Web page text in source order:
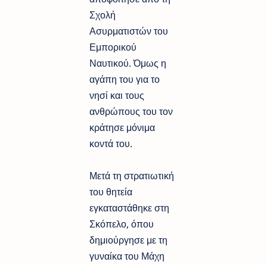
Σχολή
Ασυρματιστών του
Εμπορικού
Ναυτικού. Όμως η
αγάπη του για το
νησί και τους
ανθρώπους του τον
κράτησε μόνιμα
κοντά του.
Μετά τη στρατιωτική
του θητεία
εγκαταστάθηκε στη
Σκόπελο, όπου
δημιούργησε με τη
γυναίκα του Μάχη